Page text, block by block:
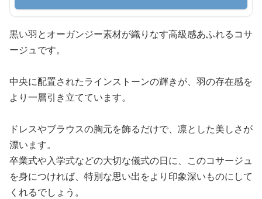
黒い羽とオーガンジー素材が織りなす高級感あふれるコサ
ージュです。
中央に配置されたラインストーンの輝きが、羽の存在感を
より一層引き立てています。
ドレスやブラウスの胸元を飾るだけで、凛とした美しさが
漂います。
卒業式や入学式などの大切な儀式の日に、このコサージュ
を身につければ、特別な思い出をより印象深いものにして
くれるでしょう。